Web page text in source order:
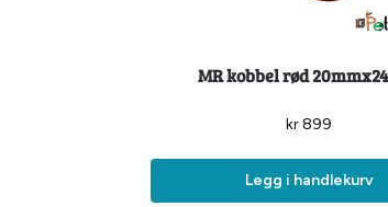
MR kobbel rød
kr899
Legg i handlekurv